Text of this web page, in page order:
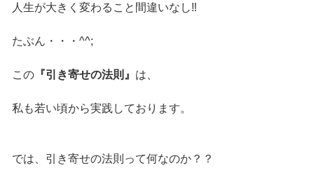
人生が大きく変わること間違いなし‼️
たぶん・・・^^;
この『引き寄せの法則』 は、
私も若い頃から実践しております。
では、引き寄せの法則って何なのか？？